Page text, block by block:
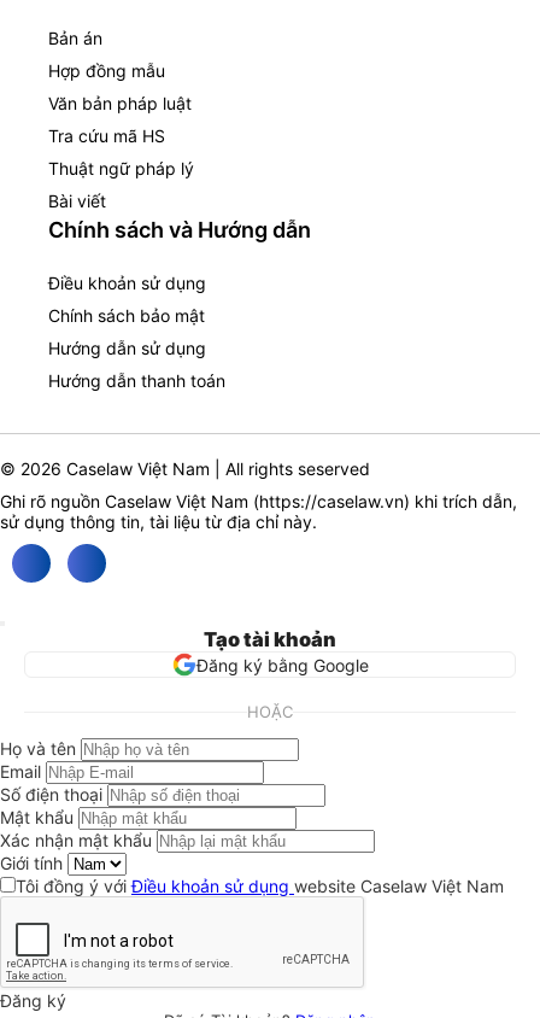
Bản án
Hợp đồng mẫu
Văn bản pháp luật
Tra cứu mã HS
Thuật ngữ pháp lý
Bài viết
Chính sách và Hướng dẫn
Điều khoản sử dụng
Chính sách bảo mật
Hướng dẫn sử dụng
Hướng dẫn thanh toán
© 2026 Caselaw Việt Nam | All rights seserved
Ghi rõ nguồn Caselaw Việt Nam (https://caselaw.vn) khi trích dẫn,
sử dụng thông tin, tài liệu từ địa chỉ này.
Tạo tài khoản
Đăng ký bằng Google
HOẶC
Họ và tên
Email
Số điện thoại
Mật khẩu
Xác nhận mật khẩu
Giới tính
Tôi đồng ý vớiĐiều khoản sử dụng website Caselaw Việt Nam
Đăng ký